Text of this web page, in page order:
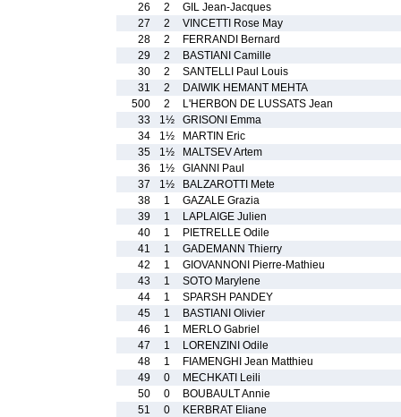
26
2
GIL Jean-Jacques
27
2
VINCETTI Rose May
28
2
FERRANDI Bernard
29
2
BASTIANI Camille
30
2
SANTELLI Paul Louis
31
2
DAIWIK HEMANT MEHTA
500
2
L'HERBON DE LUSSATS Jean
33
1½
GRISONI Emma
34
1½
MARTIN Eric
35
1½
MALTSEV Artem
36
1½
GIANNI Paul
37
1½
BALZAROTTI Mete
38
1
GAZALE Grazia
39
1
LAPLAIGE Julien
40
1
PIETRELLE Odile
41
1
GADEMANN Thierry
42
1
GIOVANNONI Pierre-Mathieu
43
1
SOTO Marylene
44
1
SPARSH PANDEY
45
1
BASTIANI Olivier
46
1
MERLO Gabriel
47
1
LORENZINI Odile
48
1
FIAMENGHI Jean Matthieu
49
0
MECHKATI Leili
50
0
BOUBAULT Annie
51
0 KERBRAT Eliane